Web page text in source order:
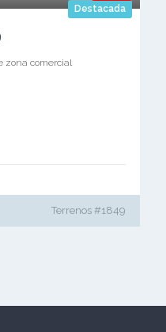
Destacada
zona comercial
Terrenos #1849